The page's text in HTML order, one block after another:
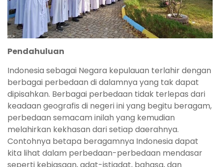
Pendahuluan
Indonesia sebagai Negara kepulauan terlahir dengan
berbagai perbedaan di dalamnya yang tak dapat
dipisahkan. Berbagai perbedaan tidak terlepas dari
keadaan geografis di negeri ini yang begitu beragam,
perbedaan semacam inilah yang kemudian
melahirkan kekhasan dari setiap daerahnya.
Contohnya betapa beragamnya Indonesia dapat
kita lihat dalam perbedaan-perbedaan mendasar